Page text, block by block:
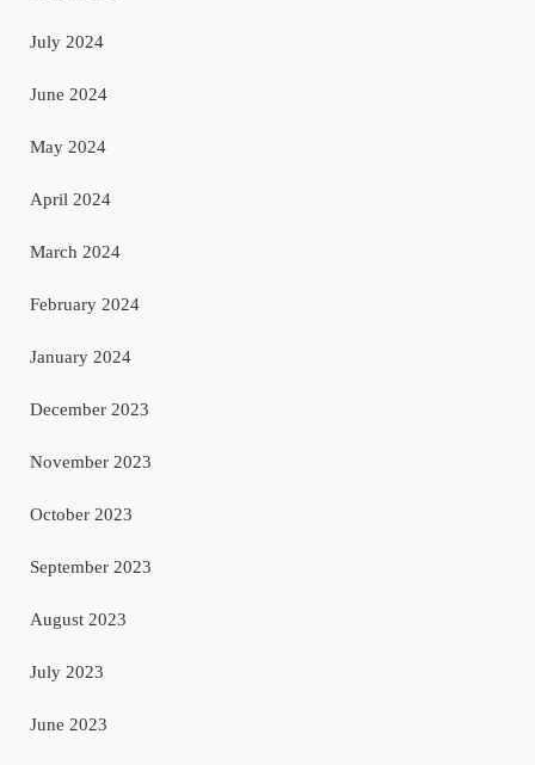
July 2024
June 2024
May 2024
April 2024
March 2024
February 2024
January 2024
December 2023
November 2023
October 2023
September 2023
August 2023
July 2023
June 2023